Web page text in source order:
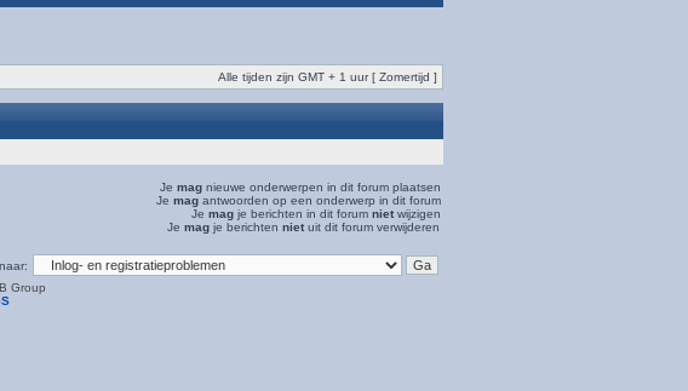
Alle tijden zijn GMT + 1 uur [ Zomertijd ]
Je magnieuwe onderwerpen in dit forum plaatsen
Je magantwoorden op een onderwerp in dit forum
Je magje berichten in dit forum nietwijzigen
Je magje berichten nietuit dit forum verwijderen
Group